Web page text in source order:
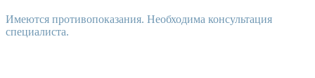
Имеются противопоказания. Необходима консультация
специалиста.